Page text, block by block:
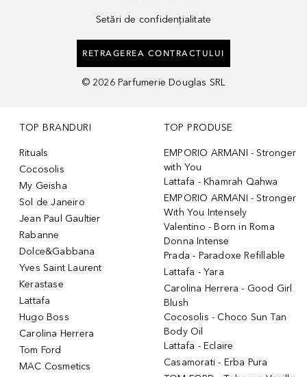
Setări de confidențialitate
RETRAGEREA CONTRACTULUI
© 2026 Parfumerie Douglas SRL
TOP BRANDURI
Rituals
Cocosolis
My Geisha
Sol de Janeiro
Jean Paul Gaultier
Rabanne
Dolce&Gabbana
Yves Saint Laurent
Kerastase
Lattafa
Hugo Boss
Carolina Herrera
Tom Ford
MAC Cosmetics
TOP PRODUSE
EMPORIO ARMANI - Stronger
with You
Lattafa - Khamrah Qahwa
EMPORIO ARMANI - Stronger
With You Intensely
Valentino - Born in Roma
Donna Intense
Prada - Paradoxe Refillable
Lattafa - Yara
Carolina Herrera - Good Girl
Blush
Cocosolis - Choco Sun Tan
Body Oil
Lattafa - Eclaire
Casamorati - Erba Pura